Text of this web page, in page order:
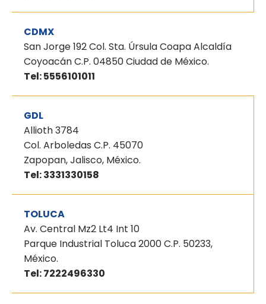
CDMX
San Jorge 192 Col. Sta. Úrsula Coapa Alcaldía
Coyoacán C.P. 04850 Ciudad de México.
Tel: 5556101011
GDL
Allioth 3784
Col. Arboledas C.P. 45070
Zapopan, Jalisco, México.
Tel: 3331330158
TOLUCA
Av. Central Mz2 Lt4 Int 10
Parque Industrial Toluca 2000 C.P. 50233,
México.
Tel: 7222496330